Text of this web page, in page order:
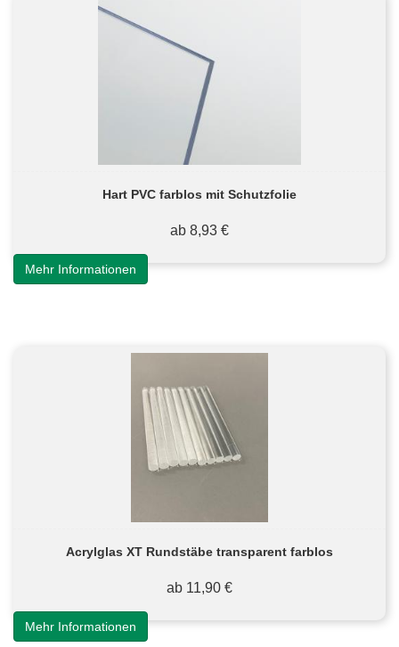
Hart PVC farblos mit Schutzfolie
ab 8,93 €
Mehr Informationen
Acrylglas XT Rundstäbe transparent farblos
ab 11,90 €
Mehr Informationen